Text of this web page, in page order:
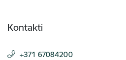
Kontakti
+371 67084200